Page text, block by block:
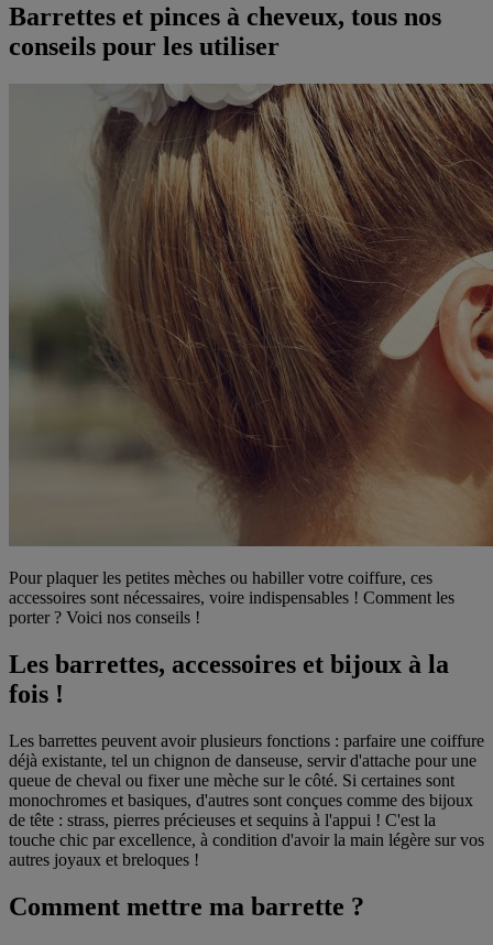
Barrettes et pinces à cheveux, tous nos
conseils pour les utiliser
Pour plaquer les petites mèches ou habiller votre coiffure, ces
accessoires sont nécessaires, voire indispensables ! Comment les
porter ? Voici nos conseils !
Les barrettes, accessoires et bijoux à la
fois !
Les barrettes peuvent avoir plusieurs fonctions : parfaire une coiffure
déjà existante, tel un chignon de danseuse, servir d'attache pour une
queue de cheval ou fixer une mèche sur le côté. Si certaines sont
monochromes et basiques, d'autres sont conçues comme des bijoux
de tête : strass, pierres précieuses et sequins à l'appui ! C'est la
touche chic par excellence, à condition d'avoir la main légère sur vos
autres joyaux et breloques !
Comment mettre ma barrette ?